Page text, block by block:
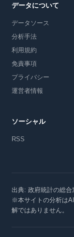
データについて
データソース
分析手法
利用規約
免責事項
プライバシー
運営者情報
ソーシャル
RSS
出典: 政府統計の総合
※本サイトの分析は
解ではありません。